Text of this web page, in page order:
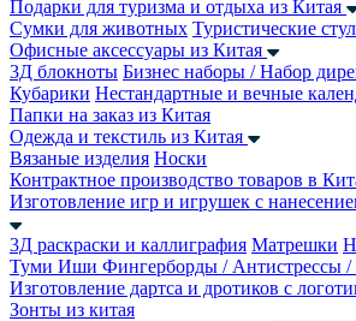
Подарки для туризма и отдыха из Китая
Сумки для животных Туристические
Офисные аксессуары из Китая
3Д блокноты Бизнес наборы / Набор
Кубарики Нестандартные и вечные
Папки на заказ из Китая
Одежда и текстиль из Китая
Вязаные изделия Носки
Контрактное производство товаров в
Изготовление игр и игрушек с
3Д раскраски и каллиграфия Матрешки
Туми Иши Фингерборды / Антистрессы /
Изготовление дартса и дротиков с
Зонты из китая